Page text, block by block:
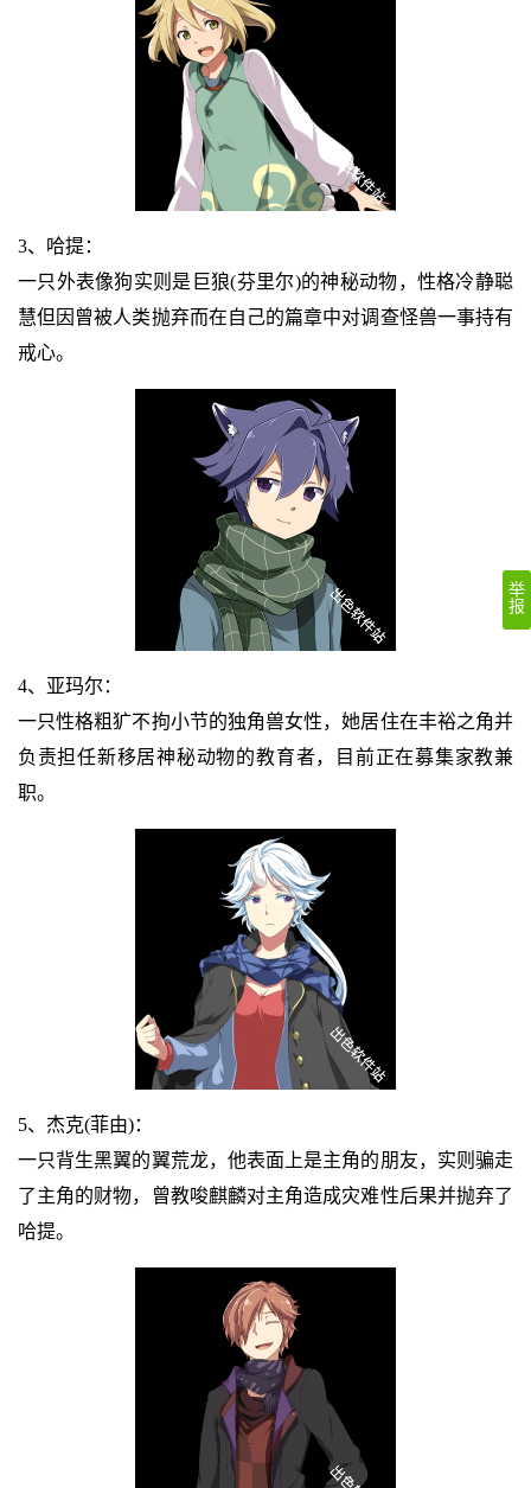
3、哈提：
一只外表像狗实则是巨狼(芬里尔)的神秘动物，性格冷静聪
慧但因曾被人类抛弃而在自己的篇章中对调查怪兽一事持有
戒心。
4、亚玛尔：
一只性格粗犷不拘小节的独角兽女性，她居住在丰裕之角并
负责担任新移居神秘动物的教育者，目前正在募集家教兼
职。
5、杰克(菲由)：
一只背生黑翼的翼荒龙，他表面上是主角的朋友，实则骗走
了主角的财物，曾教唆麒麟对主角造成灾难性后果并抛弃了
哈提。
举
报